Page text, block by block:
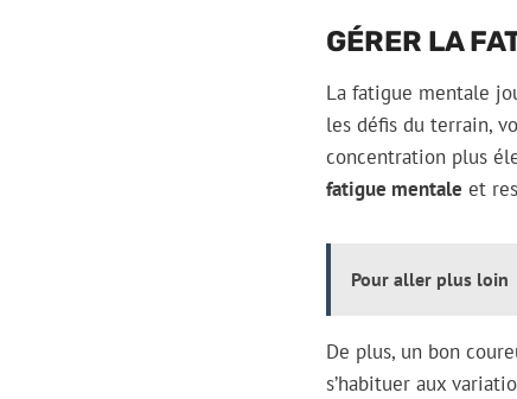
GÉRER LA
La fatigue mentale
les défis du terrain,
concentration plus
fatigue mentale et
Pour aller plus loin
De plus, un bon
s’habituer aux